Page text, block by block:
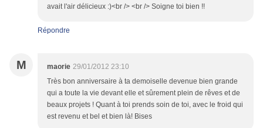
avait l'air délicieux :)<br /> <br /> Soigne toi bien !!
Répondre
M maorie 29/01/2012 23:10
Très bon anniversaire à ta demoiselle devenue bien grande
qui a toute la vie devant elle et sûrement plein de rêves et de
beaux projets ! Quant à toi prends soin de toi, avec le froid qui
est revenu et bel et bien là! Bises